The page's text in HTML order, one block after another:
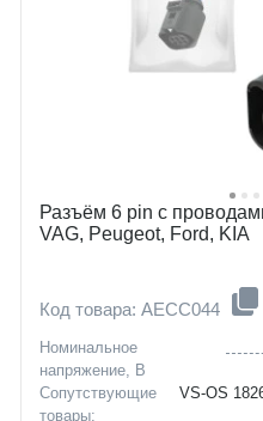
Разъём 6 pin с
VAG, Peugeot, Ford, KIA
Код товара: AECC044
Номинальное
напряжение, В
Сопутствующие
товары:
VS-OS